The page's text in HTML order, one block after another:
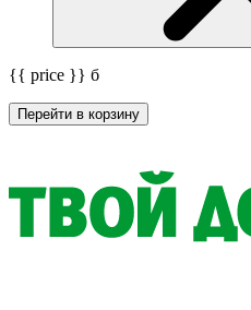
{{ price }} б
Перейти в корзину